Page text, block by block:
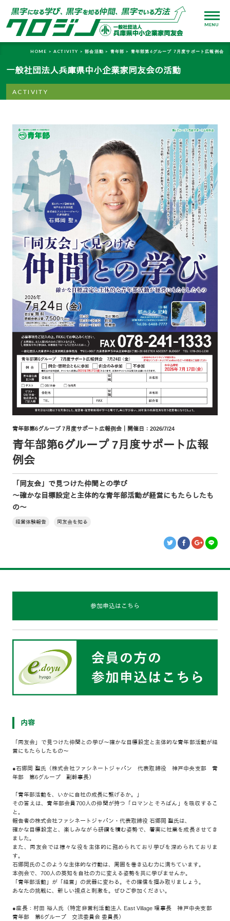
MENU
HOME > ACTIVITY >部会活動 > 青年部 > 青年部第6グループ 7月度サポート広報例会
一般社団法人兵庫県中小企業家同友会の活動
ACTIVITY
青年部第6グループ 7月度サポート広報例会 ｜開催日：2026/7/24
青年部第6グループ 7月度サポート広報
例会
「同友会」で見つけた仲間との学び
～確かな目標設定と主体的な青年部活動が経営にもたらしたも
の～
経営体験報告 同友会を知る
参加申込はこちら
内容
「同友会」で見つけた仲間との学び～確かな目標設定と主体的な青年部活動が経
営にもたらしたもの～
●石郷岡 聖氏（株式会社ファシネートジャパン 代表取締役 神戸中央支部 青
年部 第6グループ 副幹事長）
「青年部活動を、いかに自社の成長に繋げるか。」
その答えは、青年部会員700人の仲間が持つ「ロマンとそろばん」を吸収するこ
と。
報告者の株式会社ファシネートジャパン・代表取締役 石郷岡 聖氏は、
確かな目標設定と、楽しみながら研鑽を積む姿勢で、着実に社業を成長させてき
ました。
また、同友会では様々な役を主体的に務められており学びを深められておりま
す。
石郷岡氏のこのような主体的な行動は、周囲を巻き込む力に満ちています。
本例会で、700人の英知を自社の力に変える姿勢を共に学びませんか。
「青年部活動」が「経営」の武器に変わる。その確信を掴み取りましょう。
あなたの挑戦に、新しい視点と刺激を。ぜひご参加ください。
●座長：村田 裕人氏（特定非営利活動法人 East Village 理事長 神戸中央支部
青年部 第6グループ 交流委員会 委員長）